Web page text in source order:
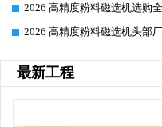
2026 高精度粉料磁选机选购
2026 高精度粉料磁选机头部
最新工程